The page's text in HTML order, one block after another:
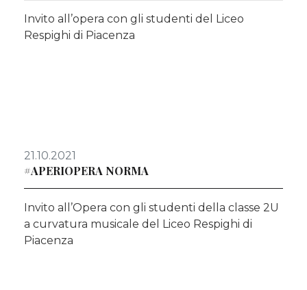
Invito all’opera con gli studenti del Liceo
Respighi di Piacenza
21.10.2021
#APERIOPERA NORMA
Invito all’Opera con gli studenti della classe 2U
a curvatura musicale del Liceo Respighi di
Piacenza